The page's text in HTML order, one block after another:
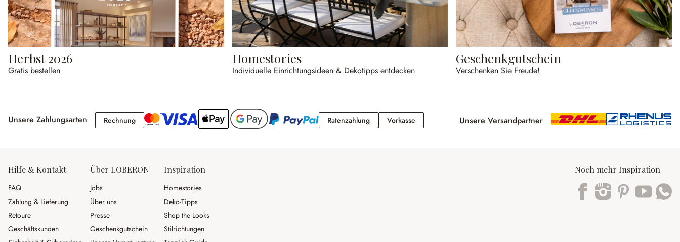
Herbst 2026
Gratis bestellen
Homestories
Individuelle Einrichtungsideen & Dekotipps entdecken
Geschenkgutschein
Verschenken Sie Freude!
Unsere Zahlungsarten RechnungRechnung RatenzahlungRatenzahlung
VorkasseVorkasse Unsere Versandpartner
Hilfe & Kontakt
FAQ
Zahlung & Lieferung
Retoure
Geschäftskunden
Über LOBERON
Jobs
Über uns
Presse
Geschenkgutschein
Inspiration
Homestories
Deko-Tipps
Shop the Looks
Stilrichtungen
Noch mehr Inspiration